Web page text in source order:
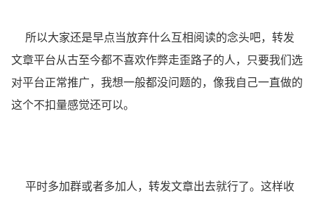
所以大家还是早点当放弃什么互相阅读的念头吧，转发
文章平台从古至今都不喜欢作弊走歪路子的人，只要我们选
对平台正常推广，我想一般都没问题的，像我自己一直做的
这个不扣量感觉还可以。
平时多加群或者多加人，转发文章出去就行了。这样收